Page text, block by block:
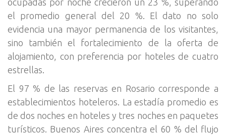
ocupadas por noche crecieron un 23 %, superando
el promedio general del 20 %. El dato no solo
evidencia una mayor permanencia de los visitantes,
sino también el fortalecimiento de la oferta de
alojamiento, con preferencia por hoteles de cuatro
estrellas.
El 97 % de las reservas en Rosario corresponde a
establecimientos hoteleros. La estadía promedio es
de dos noches en hoteles y tres noches en paquetes
turísticos. Buenos Aires concentra el 60 % del flujo